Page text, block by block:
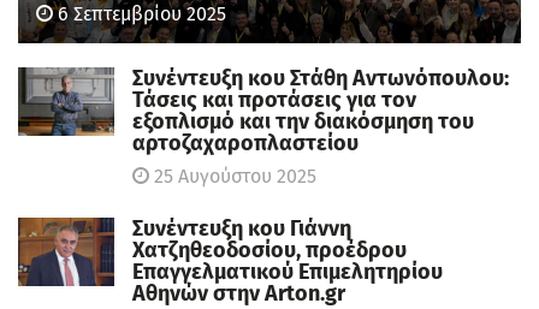
6 Σεπτεμβρίου 2025
Συνέντευξη κου Στάθη Αντωνόπουλου:
Τάσεις και προτάσεις για τον
εξοπλισμό και την διακόσμηση του
αρτοζαχαροπλαστείου
25 Αυγούστου 2025
Συνέντευξη κου Γιάννη
Χατζηθεοδοσίου, πρoέδρου
Επαγγελματικού Επιμελητηρίου
Αθηνών στην Arton.gr